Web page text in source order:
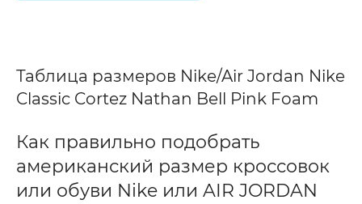
Таблица размеров Nike/Air Jordan Nike
Classic Cortez Nathan Bell Pink Foam
Как правильно подобрать
американский размер кроссовок
или обуви Nike или AIR JORDAN